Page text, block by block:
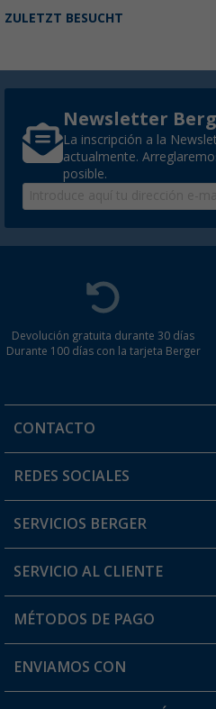
ZULETZT BESUCHT
Newsletter
La inscripción a la
actualmente.
posible.
Devolución gratuita durante 30 días
Durante 100 días con la tarjeta Berger
CONTACTO
Horario de atención al cliente:
¿Tienes alguna duda?
REDES SOCIALES
SERVICIOS BERGER
Conviértete en distribuidor
Mi cuenta
Tarjeta Berger Digital
SERVICIO AL CLIENTE
FAQ y Contacto
Información de envío
MÉTODOS DE PAGO
ENVIAMOS CON